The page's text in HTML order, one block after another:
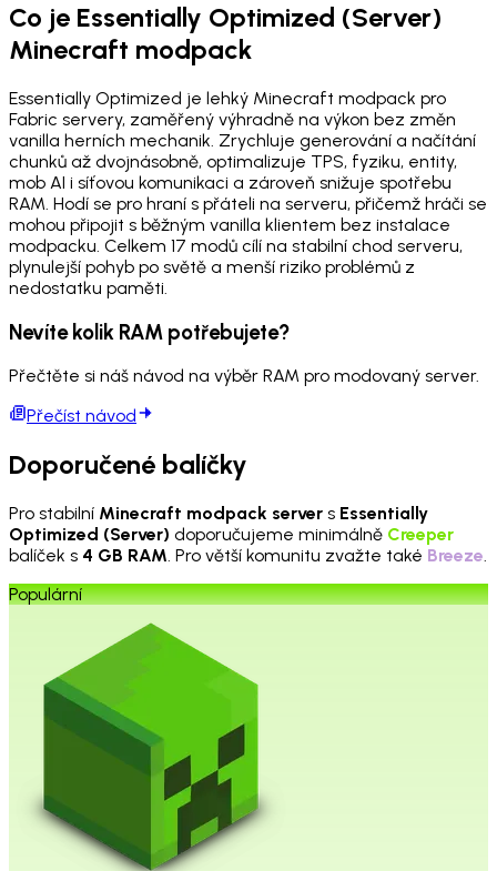
Co je Essentially Optimized (Server)
Minecraft modpack
Essentially Optimized je lehký Minecraft modpack pro
Fabric servery, zaměřený výhradně na výkon bez změn
vanilla herních mechanik. Zrychluje generování a načítání
chunků až dvojnásobně, optimalizuje TPS, fyziku, entity,
mob AI i síťovou komunikaci a zároveň snižuje spotřebu
RAM. Hodí se pro hraní s přáteli na serveru, přičemž hráči se
mohou připojit s běžným vanilla klientem bez instalace
modpacku. Celkem 17 modů cílí na stabilní chod serveru,
plynulejší pohyb po světě a menší riziko problémů z
nedostatku paměti.
Nevíte kolik RAM potřebujete?
Přečtěte si náš návod na výběr RAM pro modovaný server.
Přečíst návod
Doporučené balíčky
Pro stabilní Minecraft modpack server s Essentially
Optimized (Server) doporučujeme minimálně Creeper
balíček s 4 GB RAM. Pro větší komunitu zvažte také Breeze.
Populární